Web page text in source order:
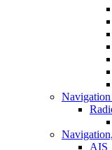
AIS